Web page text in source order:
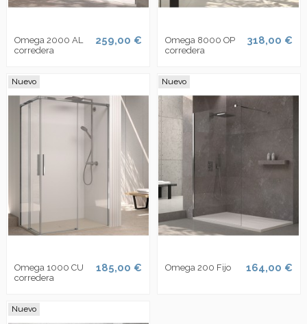
Omega 2000 AL
corredera
259,00 €
Omega 8000 OP
corredera
318,00 €
Nuevo
Omega 1000 CU
corredera
185,00 €
Nuevo
Omega 200 Fijo 164,00 €
Nuevo